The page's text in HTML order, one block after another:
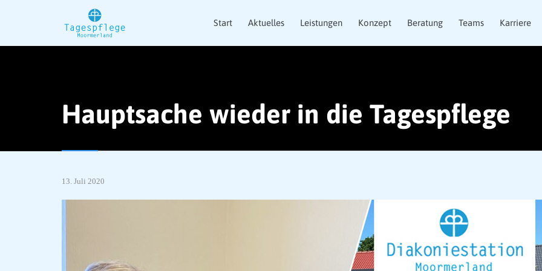
Start Aktuelles Leistungen Konzept Beratung Teams Karriere
Hauptsache wieder in die Tagespflege
13. Juli 2020